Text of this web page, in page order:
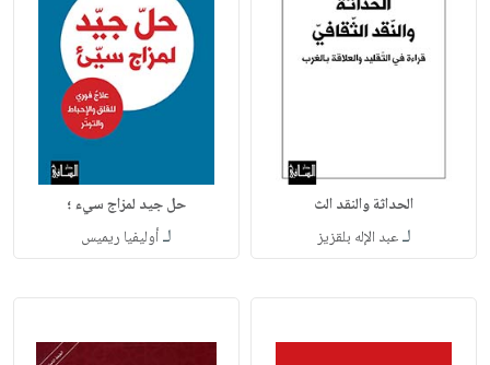
الحداثة والنقد الث
لـعبد الإله بلقزيز
حل جيد لمزاج سيء ؛
لـأوليفيا ريميس